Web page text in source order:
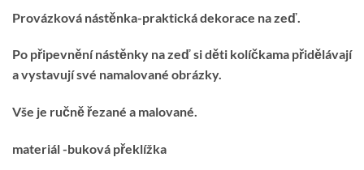
Provázková nástěnka-praktická dekorace na zeď.
Po připevnění nástěnky na zeď si děti kolíčkama přidělávají
a vystavují své namalované obrázky.
Vše je ručně řezané a malované.
materiál -buková překlížka